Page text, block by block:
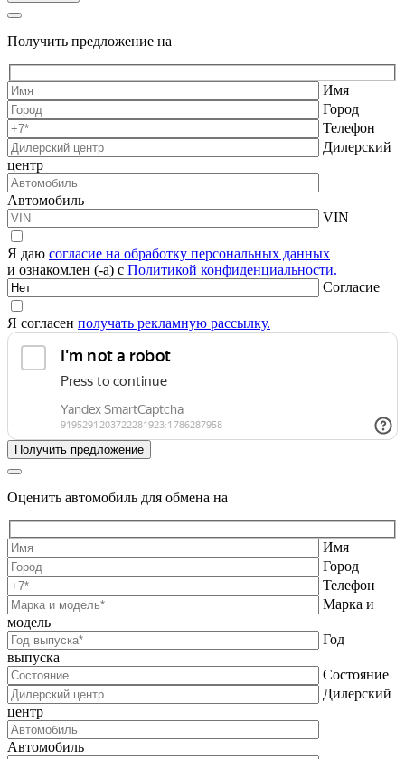
Получить предложение на
Имя
Город
Телефон
Дилерский
центр
Автомобиль
VIN
Я даю согласие на обработку персональных данных
и ознакомлен (-а) с Политикой конфиденциальности.
Согласие
Я согласен получать рекламную рассылку.
Оценить автомобиль для обмена на
Имя
Город
Телефон
Марка и
модель
Год
выпуска
Состояние
Дилерский
центр
Автомобиль